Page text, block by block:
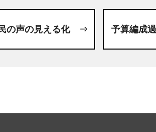
の声の見える化 予算編成